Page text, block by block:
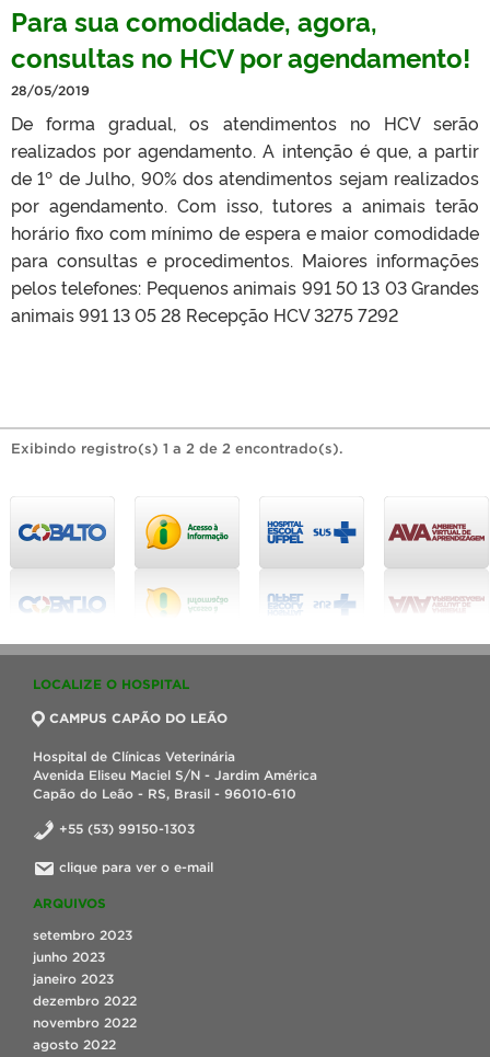
Para sua comodidade, agora,
consultas no HCV por agendamento!
28/05/2019
De forma gradual, os atendimentos no HCV serão
realizados por agendamento. A intenção é que, a partir
de 1º de Julho, 90% dos atendimentos sejam realizados
por agendamento. Com isso, tutores a animais terão
horário fixo com mínimo de espera e maior comodidade
para consultas e procedimentos. Maiores informações
pelos telefones: Pequenos animais 991 50 13 03 Grandes
animais 991 13 05 28 Recepção HCV 3275 7292
Exibindo registro(s) 1 a 2 de 2 encontrado(s).
LOCALIZE O HOSPITAL
CAMPUS CAPÃO DO LEÃO
Hospital de Clínicas Veterinária
Avenida Eliseu Maciel S/N - Jardim América
Capão do Leão - RS, Brasil - 96010-610
+55 (53) 99150-1303
clique para ver o e-mail
ARQUIVOS
setembro 2023
junho 2023
janeiro 2023
dezembro 2022
novembro 2022
agosto 2022